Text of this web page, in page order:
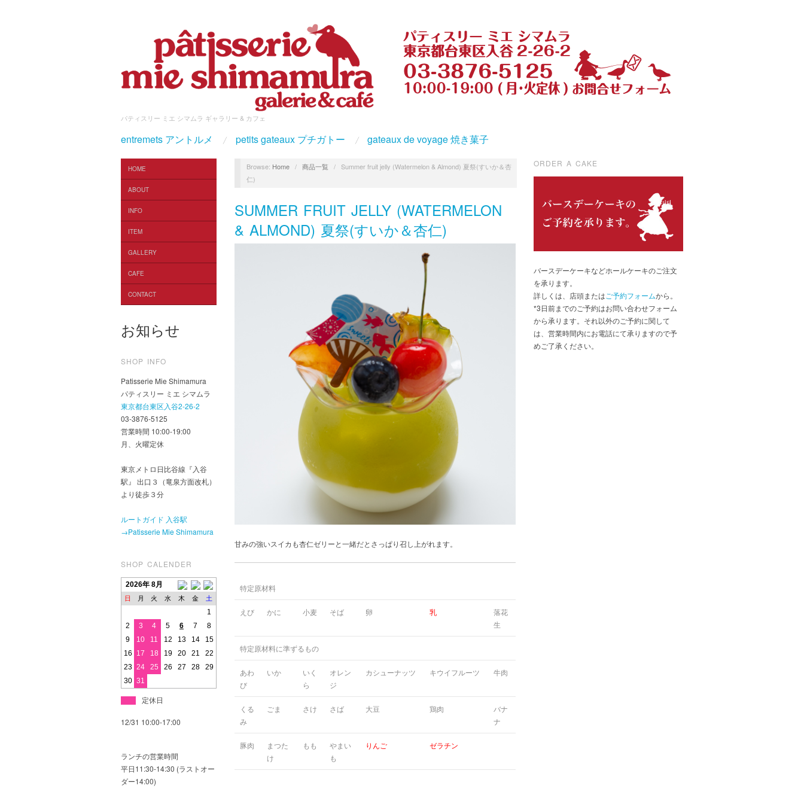
パティスリー ミエ シマムラ ギャラリー & カフェ
entremets アントルメ petits gateaux プチガトー gateaux de voyage 焼き菓子
HOME
ABOUT
INFO
ITEM
GALLERY
CAFE
CONTACT
お知らせ
SHOP INFO
Patisserie Mie Shimamura
パティスリー ミエ シマムラ
東京都台東区入谷2-26-2
03-3876-5125
営業時間 10:00-19:00
月、火曜定休
東京メトロ日比谷線『入谷
駅』 出口３（竜泉方面改札）
より徒歩３分
ルートガイド 入谷駅
→Patisserie Mie Shimamura
SHOP CALENDER
2026年 8月
日 月 火 水 木 金 土
1
2
3 4 5 6 7
8
9
10 11 12 13 14
15
16
17 18 19 20 21
22
23 24 25 26 27 28
29
30 31
定休日
12/31 10:00-17:00
ランチの営業時間
平日11:30-14:30 (ラストオー
ダー14:00)
Browse: Home / 商品一覧 / Summer fruit jelly (Watermelon & Almond) 夏祭(すいか＆杏
仁)
SUMMER FRUIT JELLY (WATERMELON
& ALMOND) 夏祭(すいか＆杏仁)
甘みの強いスイカも杏仁ゼリーと一緒だとさっぱり召し上がれます。
特定原材料
えび かに 小麦 そば 卵 乳
落花
生
特定原材料に準ずるもの
あわ
び
いか
いく
ら
オレン
ジ
カシューナッツ キウイフルーツ 牛肉
くる
み
ごま さけ さば 大豆 鶏肉
バナ
ナ
豚肉
まつた
け
もも
やまい
も
りんご ゼラチン
ORDER A CAKE
バースデーケーキなどホールケーキのご注文
を承ります。
詳しくは、店頭またはご予約フォームから。
*3日前までのご予約はお問い合わせフォーム
から承ります。それ以外のご予約に関して
は、営業時間内にお電話にて承りますので予
めご了承ください。